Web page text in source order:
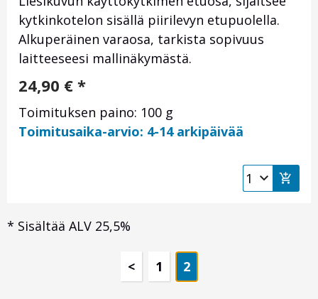
kytkinkotelon sisällä piirilevyn etupuolella.
Alkuperäinen varaosa, tarkista sopivuus
laitteeseesi mallinäkymästä.
24,90 € *
Toimituksen paino: 100 g
Toimitusaika-arvio: 4-14 arkipäivää
* Sisältää ALV 25,5%
< 1 2